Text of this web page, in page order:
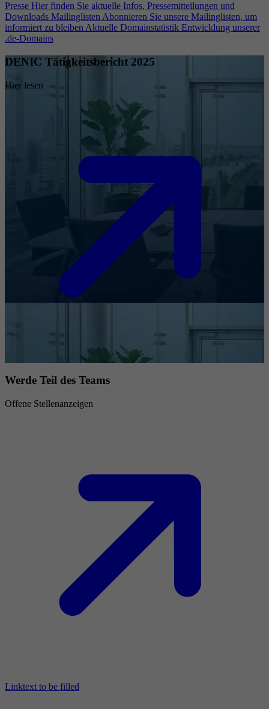
Presse Hier finden Sie aktuelle Infos, Pressemitteilungen und
Downloads Mailinglisten Abonnieren Sie unsere Mailinglisten, um
informiert zu bleiben Aktuelle Domainstatistik Entwicklung unserer
.de-Domains
DENIC Tätigkeitsbericht 2025
Hier lesen
Werde Teil des Teams
Offene Stellenanzeigen
Linktext to be filled